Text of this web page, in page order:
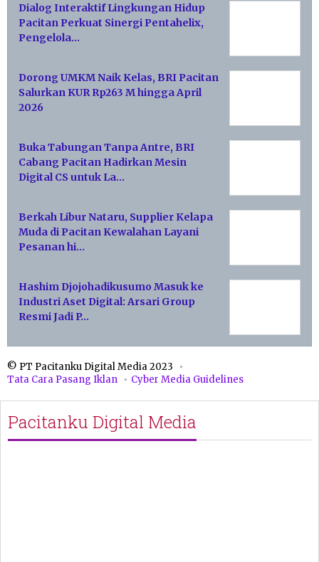
Dialog Interaktif Lingkungan Hidup
Pacitan Perkuat Sinergi Pentahelix,
Pengelola…
Dorong UMKM Naik Kelas, BRI Pacitan
Salurkan KUR Rp263 M hingga April
2026
Buka Tabungan Tanpa Antre, BRI
Cabang Pacitan Hadirkan Mesin
Digital CS untuk La…
Berkah Libur Nataru, Supplier Kelapa
Muda di Pacitan Kewalahan Layani
Pesanan hi…
Hashim Djojohadikusumo Masuk ke
Industri Aset Digital: Arsari Group
Resmi Jadi P…
© PT Pacitanku Digital Media 2023
Tata Cara Pasang Iklan
Cyber Media Guidelines
Pacitanku Digital Media